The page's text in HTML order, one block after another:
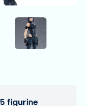
figurine